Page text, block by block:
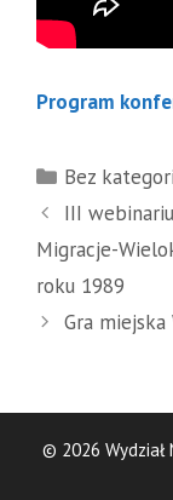
Program
Kategorie
Bez
III
Migracje-
roku 1989
Gra miejska
© 2026 Wydział